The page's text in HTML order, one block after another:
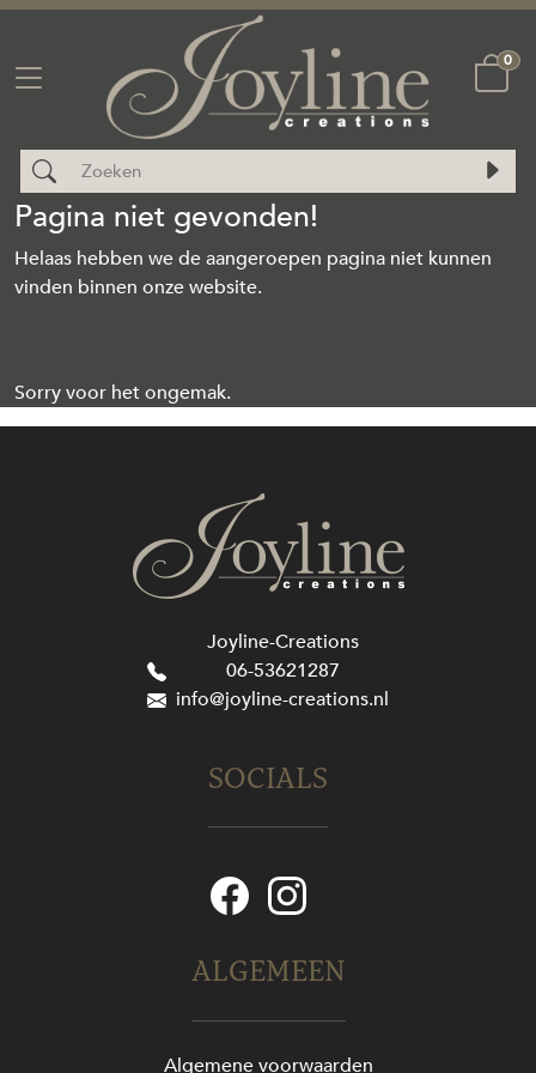
0
Pagina niet gevonden!
Helaas hebben we de aangeroepen pagina niet kunnen
vinden binnen onze website.
Sorry voor het ongemak.
Joyline-Creations
06-53621287
info@joyline-creations.nl
ALGEMEEN
Algemene voorwaarden
SOCIALS